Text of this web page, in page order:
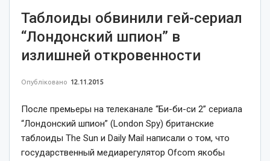
Таблоиды обвинили гей-сериал
“Лондонский шпион” в
излишней откровенности
Опубліковано 12.11.2015
После премьеры на телеканале “Би-би-си 2” сериала
“Лондонский шпион” (London Spy) британские
таблоиды The Sun и Daily Mail написали о том, что
государственный медиарегулятор Ofcom якобы